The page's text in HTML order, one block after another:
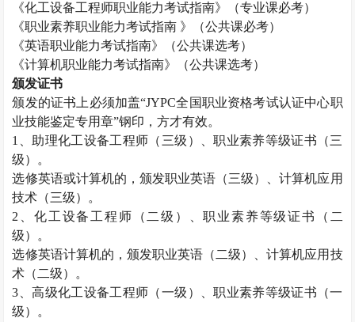
《化工设备工程师职业能力考试指南》（专业课必考）
《职业素养职业能力考试指南 》（公共课必考）
《英语职业能力考试指南》（公共课选考）
《计算机职业能力考试指南》（公共课选考）
颁发证书
颁发的证书上必须加盖“JYPC全国职业资格考试认证中心职
业技能鉴定专用章”钢印，方才有效。
1
、助理化工设备工程师（三级）、职业素养等级证书（三
级）。
选修英语或计算机的，颁发职业英语（三级）、计算机应用
技术（三级）。
2 、化工设备工程师（二级）、职业素养等级证书（二
级）。
选修英语计算机的，颁发职业英语（二级）、计算机应用技
术（二级）。
3 、高级化工设备工程师（一级）、职业素养等级证书（一
级）。